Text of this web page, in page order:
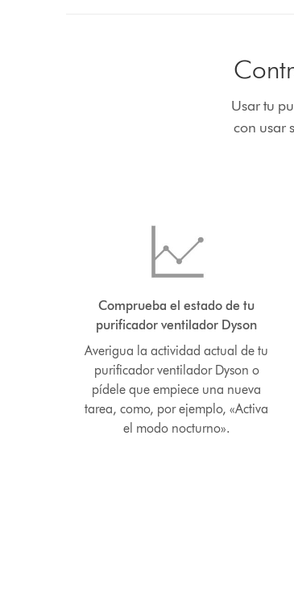
Usar tu
con usar
Comprueba el estado de tu
purificador ventilador Dyson
Averigua la actividad actual de tu
purificador ventilador Dyson o
pídele que empiece una nueva
tarea, como, por ejemplo, «Activa
el modo nocturno».